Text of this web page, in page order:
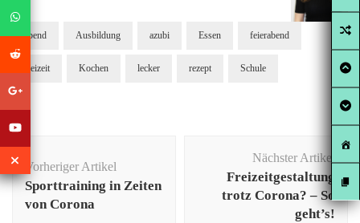
abend Ausbildung azubi Essen feierabend
freizeit Kochen lecker rezept Schule
Beitragsnavigation
Vorheriger Artikel
Sporttraining in Zeiten
von Corona
Nächster Artikel
Freizeitgestaltung
trotz Corona? – So
geht’s!